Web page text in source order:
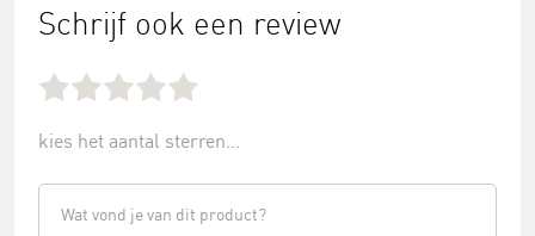
Schrijf ook een review
kies het aantal sterren...